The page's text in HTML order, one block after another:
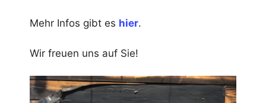
Mehr Infos gibt es hier.
Wir freuen uns auf Sie!